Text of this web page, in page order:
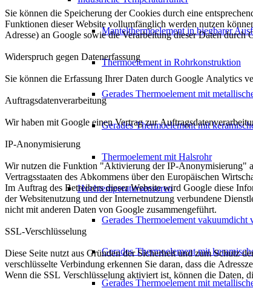
Mantelthermoelement in biegbarer
Thermoelement in Rohrkonstruktion
Gerades Thermoelement mit
Gerades Thermoelement mit
Thermoelement mit Halsrohr
Hochtemperatursensoren
Gerades Thermoelement vakuumdicht
Gerades Thermoelement mit
Gerades Thermoelement mit
Sie können die Speicherung der Cookies durch eine
Funktionen dieser Website vollumfänglich werden nutzen
Adresse) an Google sowie die Verarbeitung dieser Daten durch
Widerspruch gegen Datenerfassung
Sie können die Erfassung Ihrer Daten durch Google Analytics
Auftragsdatenverarbeitung
Wir haben mit Google einen Vertrag zur
IP-Anonymisierung
Wir nutzen die Funktion "Aktivierung der IP-Anonymisierung"
Vertragsstaaten des Abkommens über den Europäischen
Im Auftrag des Betreibers dieser Website wird Google diese
der Websitenutzung und der Internetnutzung verbundene
nicht mit anderen Daten von Google zusammengeführt.
SSL-Verschlüsselung
Diese Seite nutzt aus Gründen der Sicherheit und zum Schutz
verschlüsselte Verbindung erkennen Sie daran, dass die
Wenn die SSL Verschlüsselung aktiviert ist, können die Daten,